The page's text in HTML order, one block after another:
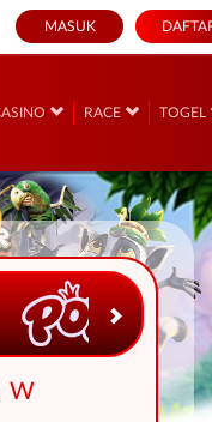
MASUK
RACE TOGEL